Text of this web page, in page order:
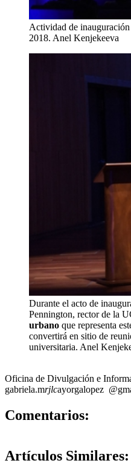
Actividad de
2018. Anel Kenjekeeva
Durante el acto de
Pennington, rector de la
urbano que representa
convertirá en sitio de
universitaria. Anel
Oficina de Divulgación e
gabriela.mrjlcayorgalopez
Comentarios:
Artículos Similares: